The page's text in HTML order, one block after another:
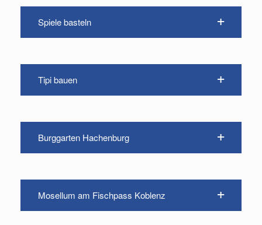
Spiele basteln
Tipi bauen
Burggarten Hachenburg
Mosellum am Fischpass Koblenz